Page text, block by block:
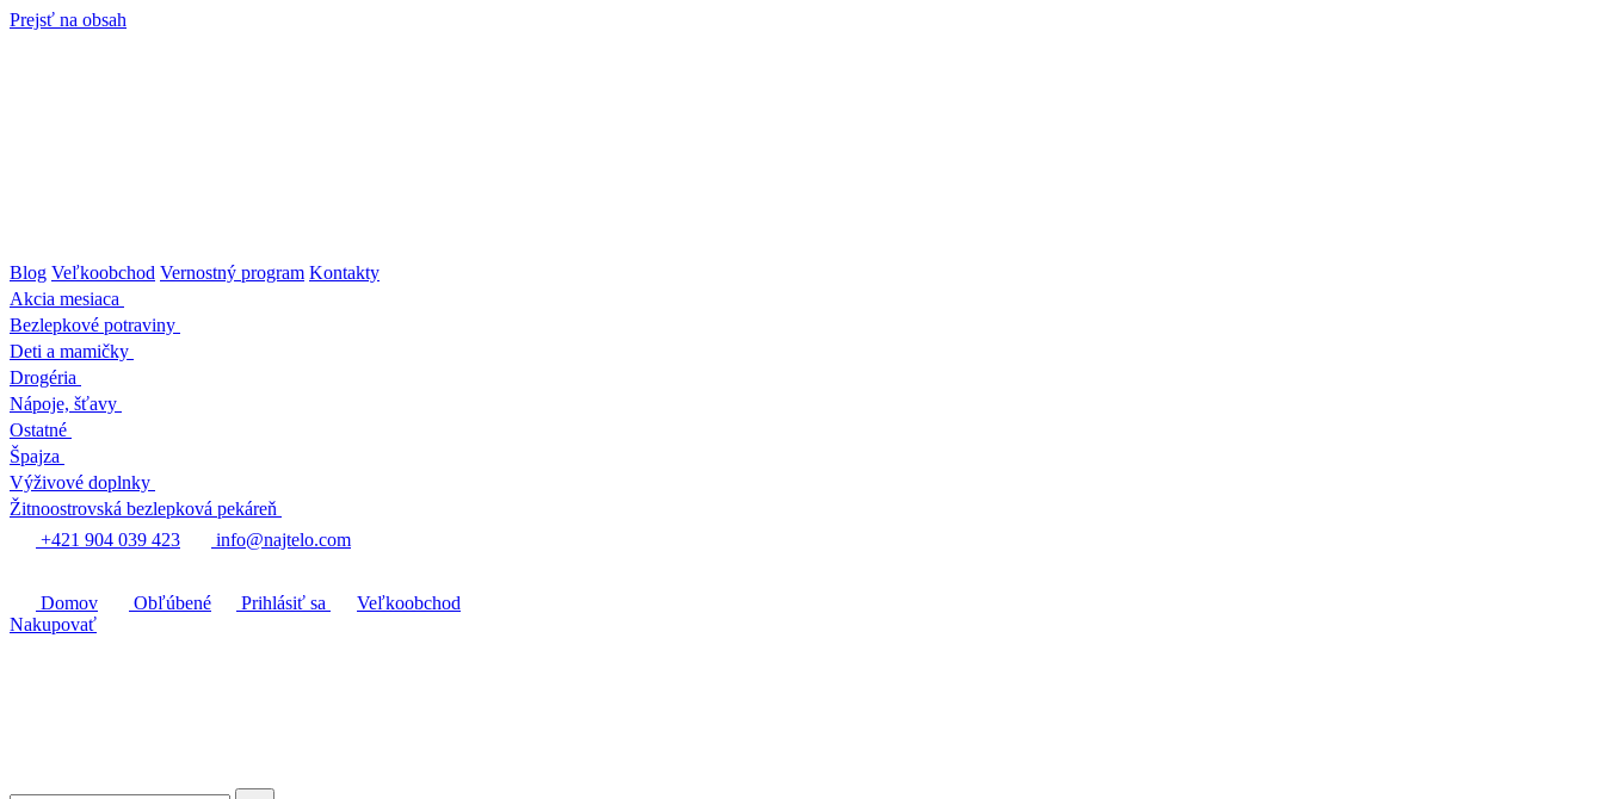
Prejsť na obsah
Blog Veľkoobchod Vernostný program Kontakty
Akcia mesiaca
Bezlepkové potraviny
Deti a mamičky
Drogéria
Nápoje, šťavy
Ostatné
Špajza
Výživové doplnky
Žitnoostrovská bezlepková pekáreň
+421 904 039 423
info@najtelo.com
Domov Obľúbené Prihlásiť sa
Veľkoobchod
Nakupovať